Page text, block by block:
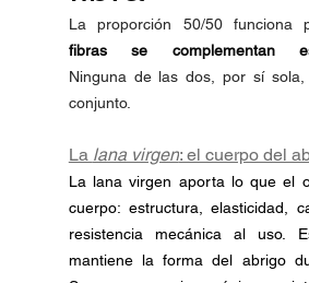
La proporción 50/50 funciona
fibras se complementan
Ninguna de las dos, por sí
conjunto.
La lana virgen: el cuerpo del
La lana virgen aporta lo que el
cuerpo: estructura, elasticidad,
resistencia mecánica al uso.
mantiene la forma del abrigo